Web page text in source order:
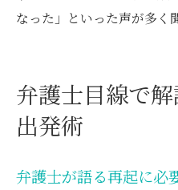
なった」といった声が多く
弁護士目線で
出発術
弁護士が語る再起に必